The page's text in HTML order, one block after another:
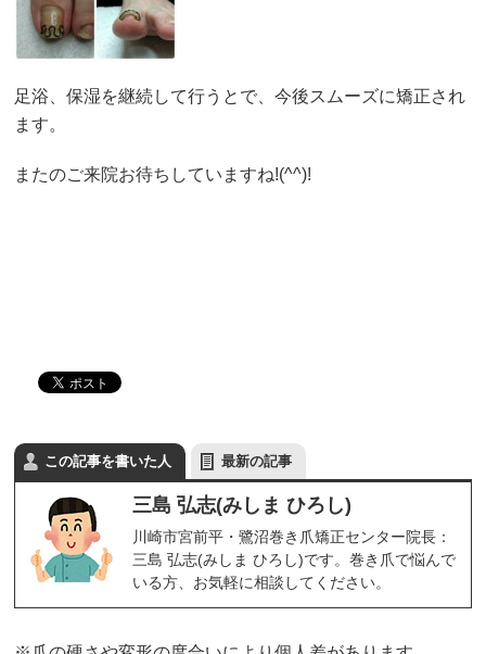
足浴、保湿を継続して行うとで、今後スムーズに矯正され
ます。
またのご来院お待ちしていますね!(^^)!
この記事を書いた人 最新の記事
三島 弘志(みしま ひろし)
川崎市宮前平・鷺沼巻き爪矯正センター院長：
三島 弘志(みしま ひろし)です。巻き爪で悩んで
いる方、お気軽に相談してください。